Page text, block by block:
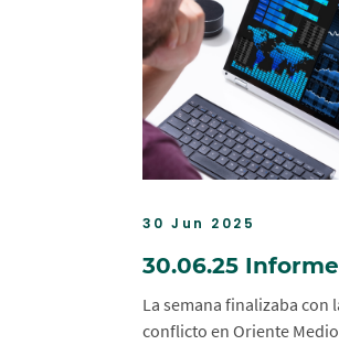
30 Jun 2025
30.06.25
La semana finalizaba con
conflicto en Oriente